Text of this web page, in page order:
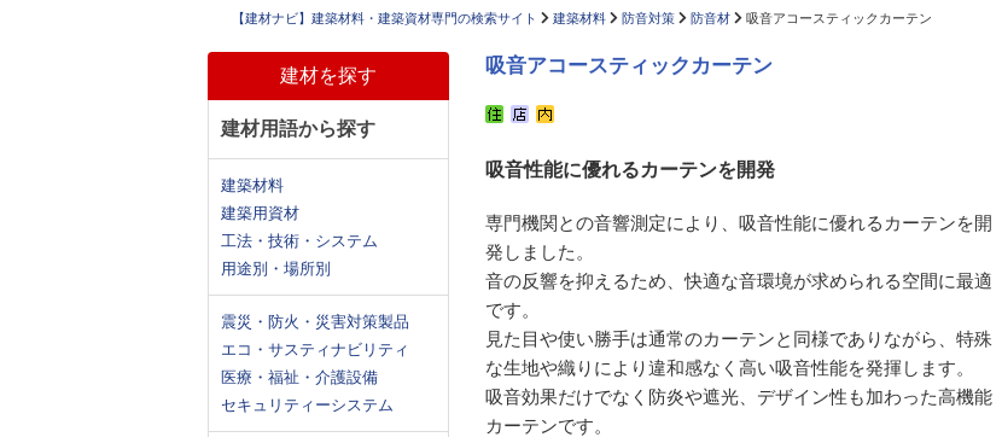
【建材ナビ】建築材料・建築資材専門の検索サイト 建築材料 防音対策 防音材 吸音アコースティックカーテン
建材を探す
建材用語から探す
建築材料
建築用資材
工法・技術・システム
用途別・場所別
震災・防火・災害対策製品
エコ・サスティナビリティ
医療・福祉・介護設備
セキュリティーシステム
吸音アコースティックカーテン
吸音性能に優れるカーテンを開発
専門機関との音響測定により、吸音性能に優れるカーテンを開
発しました。
音の反響を抑えるため、快適な音環境が求められる空間に最適
です。
見た目や使い勝手は通常のカーテンと同様でありながら、特殊
な生地や織りにより違和感なく高い吸音性能を発揮します。
吸音効果だけでなく防炎や遮光、デザイン性も加わった高機能
カーテンです。